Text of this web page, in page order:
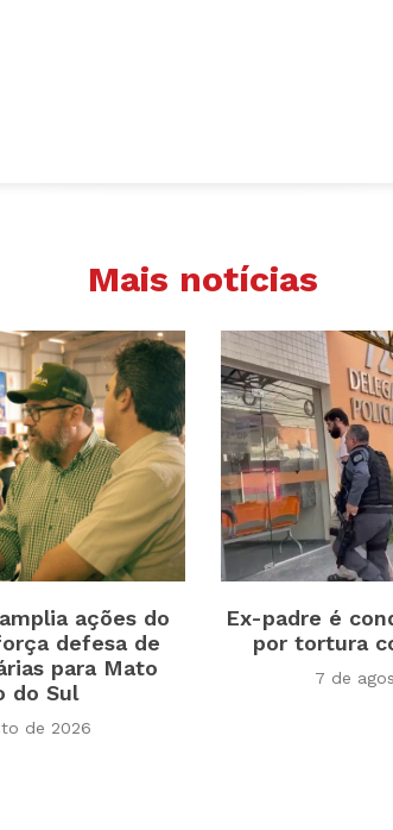
Mais notícias
ações do
defesa de
para Mato
do Sul
de 2026
Ex-padre é
por tortura
7 de